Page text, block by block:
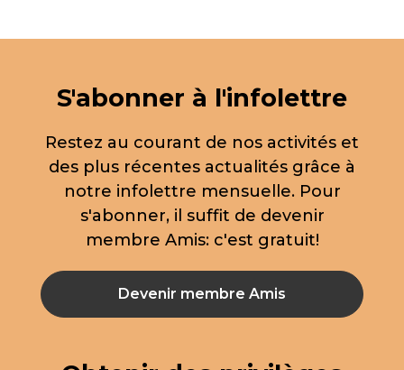
S'abonner à l'infolettre
Restez au courant de nos activités et
des plus récentes actualités grâce à
notre infolettre mensuelle. Pour
s'abonner, il suffit de devenir
membre Amis: c'est gratuit!
Devenir membre Amis